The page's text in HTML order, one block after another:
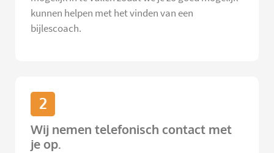
kunnen helpen met het vinden van een
bijlescoach.
2
Wij nemen telefonisch contact met
je op.